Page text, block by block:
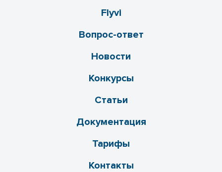
Flyvi
Вопрос-ответ
Новости
Конкурсы
Статьи
Документация
Тарифы
Контакты